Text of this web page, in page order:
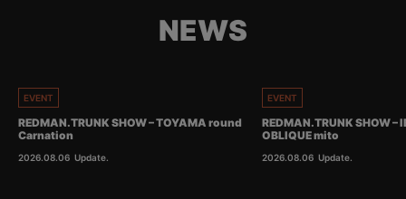
NEWS
EVENT
REDMAN.TRUNK SHOW – TOYAMA round
Carnation
2026.08.06 Update.
EVENT
REDMAN.TRUNK SHOW
OBLIQUE mito
2026.08.06 Update.